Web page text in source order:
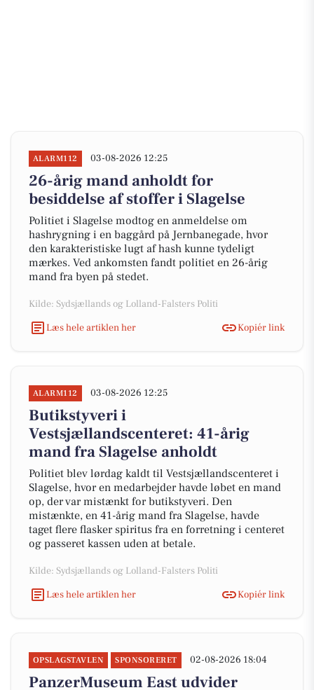
ALARM112 03-08-2026 12:25
26-årig mand anholdt for
besiddelse af stoffer i Slagelse
Politiet i Slagelse modtog en anmeldelse om
hashrygning i en baggård på Jernbanegade, hvor
den karakteristiske lugt af hash kunne tydeligt
mærkes. Ved ankomsten fandt politiet en 26-årig
mand fra byen på stedet.
Kilde: Sydsjællands og Lolland-Falsters Politi
Læs hele artiklen her
Kopiér link
ALARM112 03-08-2026 12:25
Butikstyveri i
Vestsjællandscenteret: 41-årig
mand fra Slagelse anholdt
Politiet blev lørdag kaldt til Vestsjællandscenteret i
Slagelse, hvor en medarbejder havde løbet en mand
op, der var mistænkt for butikstyveri. Den
mistænkte, en 41-årig mand fra Slagelse, havde
taget flere flasker spiritus fra en forretning i centeret
og passeret kassen uden at betale.
Kilde: Sydsjællands og Lolland-Falsters Politi
Læs hele artiklen her
Kopiér link
OPSLAGSTAVLEN SPONSORERET 02-08-2026 18:04
PanzerMuseum East udvider